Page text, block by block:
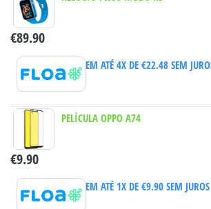
€89.90
EM ATÉ 4X DE €22.48SEM
PELÍCULA OPPO A74
€9.90
EM ATÉ 1X DE €9.90SEM JUROS